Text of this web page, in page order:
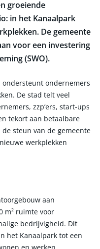
groeiende
in het Kanaalpark
De gemeente
voor een investering
(SWO).
ondersteunt ondernemers
De stad telt veel
zzp’ers, start-ups
tekort aan betaalbare
steun van de gemeente
werkplekken
aan
m² ruimte voor
bedrijvigheid. Dit
het Kanaalpark tot een
en werken